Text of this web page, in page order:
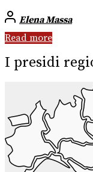
Elena Massa
Read more
I presidi